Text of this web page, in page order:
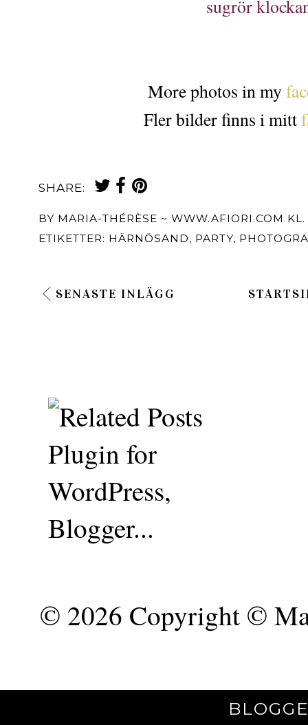
sugrör
More photos in my
Fler bilder finns i mitt
SHARE:
BY MARIA-THÉRÈSE ~ WWW.AFIORI.COM KL.
ETIKETTER: HÄRNÖSAND, PARTY,
SENASTE INLÄGG
© 2026 Copyright ©